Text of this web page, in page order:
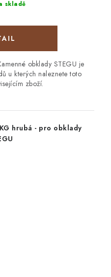
skladě
obklady STEGU je
u kterých naleznete toto
zboží.
KG hrubá - pro obklady